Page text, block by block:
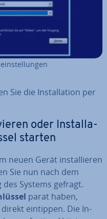
Sie die In­stal­la­ti­on per
oder In­stal­la­
starten
neuen Gerät in­stal­lie­ren
Sie nun nach dem
Systems gefragt.
parat haben,
direkt eintippen. Die In­